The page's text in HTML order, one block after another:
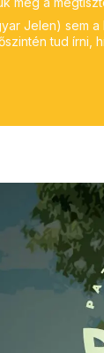
Jelen) sem
tud írni,